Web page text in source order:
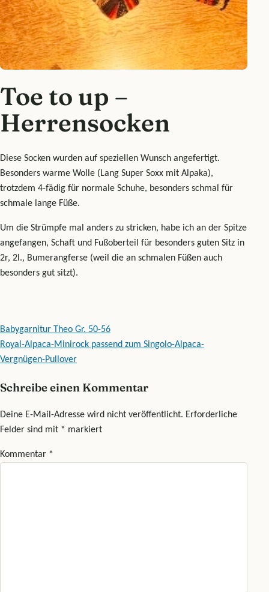
Toe to up –
Herrensocken
Diese Socken wurden auf speziellen Wunsch angefertigt.
Besonders warme Wolle (Lang Super Soxx mit Alpaka),
trotzdem 4-fädig für normale Schuhe, besonders schmal für
schmale lange Füße.
Um die Strümpfe mal anders zu stricken, habe ich an der Spitze
angefangen, Schaft und Fußoberteil für besonders guten Sitz in
2r, 2l., Bumerangferse (weil die an schmalen Füßen auch
besonders gut sitzt).
Beitragsnavigation
Babygarnitur Theo Gr. 50-56
Royal-Alpaca-Minirock passend zum Singolo-Alpaca-
Vergnügen-Pullover
Schreibe einen Kommentar
Deine E-Mail-Adresse wird nicht veröffentlicht. Erforderliche
Felder sind mit * markiert
Kommentar *